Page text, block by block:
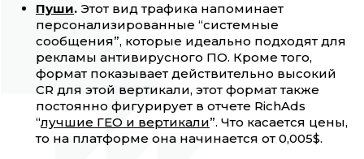
Пуши. Этот вид трафика напоминает
персонализированные “системные
сообщения”, которые идеально подходят для
рекламы антивирусного ПО. Кроме того,
формат показывает действительно высокий
CR для этой вертикали, этот формат также
постоянно фигурирует в отчете RichAds
“лучшие ГЕО и вертикали”. Что касается цены,
то на платформе она начинается от 0,005$.